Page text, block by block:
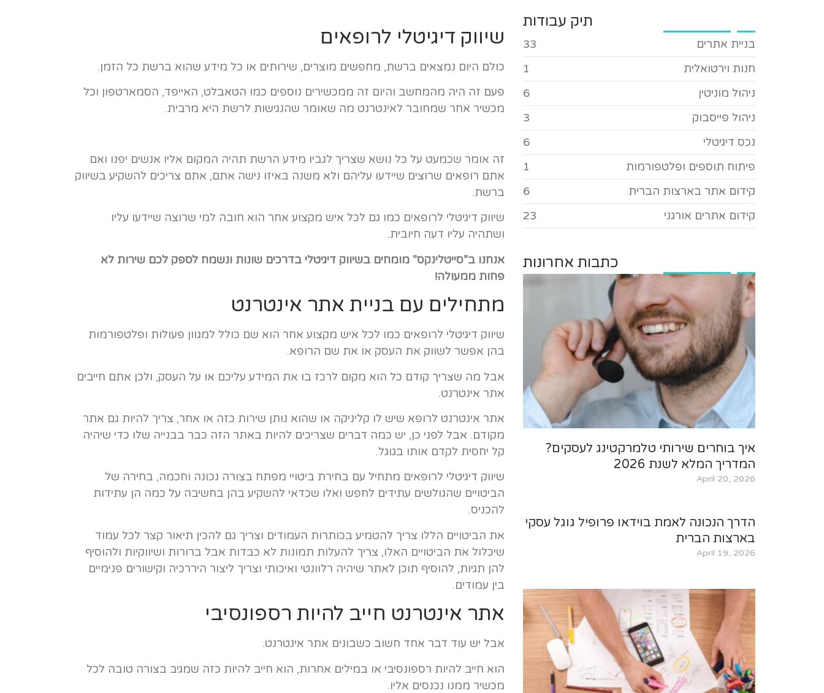
שיווק דיגיטלי לרופאים
כולם היום נמצאים ברשת, מחפשים מוצרים, שירותים או כל מידע שהוא ברשת כל הזמן.
פעם זה היה מהמחשב והיום זה ממכשירים נוספים כמו הטאבלט, האייפד, הסמארטפון וכל
מכשיר אחר שמחובר לאינטרנט מה שאומר שהנגישות לרשת היא מרבית.
זה אומר שכמעט על כל נושא שצריך לגביו מידע הרשת תהיה המקום אליו אנשים יפנו ואם
אתם רופאים שרוצים שיידעו עליהם ולא משנה באיזו נישה אתם, אתם צריכים להשקיע בשיווק
ברשת.
שיווק דיגיטלי לרופאים כמו גם לכל איש מקצוע אחר הוא חובה למי שרוצה שיידעו עליו
ושתהיה עליו דעה חיובית.
אנחנו ב”סייטלינקס” מומחים בשיווק דיגיטלי בדרכים שונות ונשמח לספק לכם שירות לא
פחות ממעולה!
מתחילים עם בניית אתר אינטרנט
שיווק דיגיטלי לרופאים כמו לכל איש מקצוע אחר הוא שם כולל למגוון פעולות ופלטפורמות
בהן אפשר לשווק את העסק או את שם הרופא.
אבל מה שצריך קודם כל הוא מקום לרכז בו את המידע עליכם או על העסק, ולכן אתם חייבים
אתר אינטרנט.
אתר אינטרנט לרופא שיש לו קליניקה או שהוא נותן שירות כזה או אחר, צריך להיות גם אתר
מקודם. אבל לפני כן, יש כמה דברים שצריכים להיות באתר הזה כבר בבנייה שלו כדי שיהיה
קל יחסית לקדם אותו בגוגל.
שיווק דיגיטלי לרופאים מתחיל עם בחירת ביטויי מפתח בצורה נכונה וחכמה, בחירה של
הביטויים שהגולשים עתידים לחפש ואלו שכדאי להשקיע בהן בחשיבה על כמה הן עתידות
להכניס.
את הביטויים הללו צריך להטמיע בכותרות העמודים וצריך גם להכין תיאור קצר לכל עמוד
שיכלול את הביטויים האלו, צריך להעלות תמונות לא כבדות אבל ברורות ושיווקיות ולהוסיף
להן תגיות, להוסיף תוכן לאתר שיהיה רלוונטי ואיכותי וצריך ליצור היררכיה וקישורים פנימיים
בין עמודים.
אתר אינטרנט חייב להיות רספונסיבי
אבל יש עוד דבר אחד חשוב כשבונים אתר אינטרנט.
הוא חייב להיות רספונסיבי או במילים אחרות, הוא חייב להיות כזה שמגיב בצורה טובה לכל
מכשיר ממנו נכנסים אליו.
תיק עבודות
בניית אתרים
33
חנות וירטואלית
1
ניהול מוניטין
6
ניהול פייסבוק
3
נכס דיגיטלי
6
פיתוח תוספים ופלטפורמות
1
קידום אתר בארצות הברית
6
קידום אתרים אורגני
23
כתבות אחרונות
איך בוחרים שירותי טלמרקטינג לעסקים?
המדריך המלא לשנת 2026
April 20, 2026
הדרך הנכונה לאמת בוידאו פרופיל גוגל עסקי
בארצות הברית
April 19, 2026